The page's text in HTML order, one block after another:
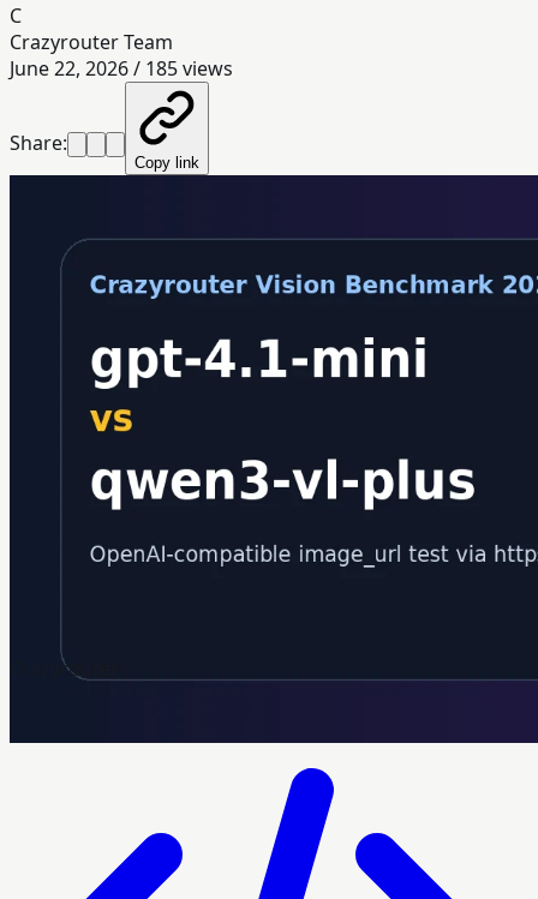
C
Crazyrouter Team
June 22, 2026/ 185views
Share:
Copy link
Crazyrouter